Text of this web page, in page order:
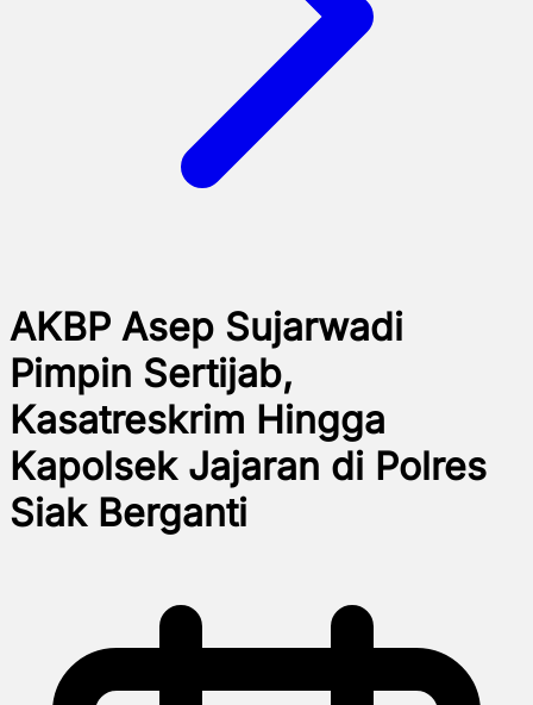
AKBP Asep Sujarwadi
Pimpin Sertijab,
Kasatreskrim Hingga
Kapolsek Jajaran di Polres
Siak Berganti